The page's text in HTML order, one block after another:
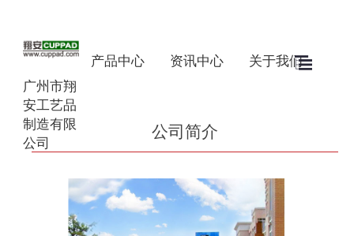
广州市翔
安工艺品
制造有限
公司
产品中心 资讯中心 关于我们
公司简介